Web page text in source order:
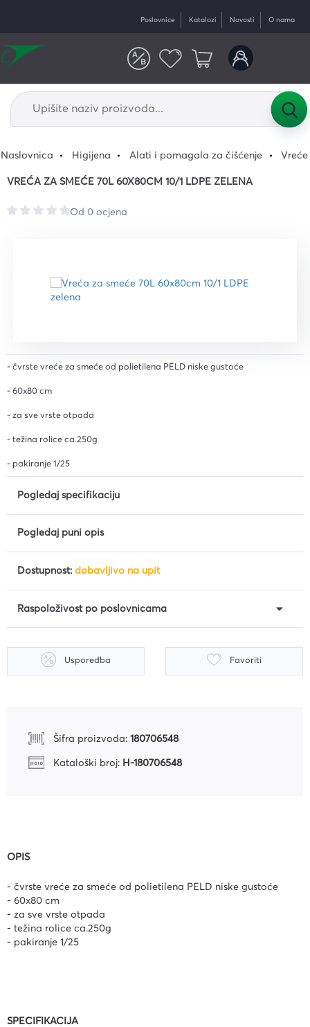
Poslovnice Katalozi Novosti O nama
Naslovnica Higijena Alati i pomagala za čišćenje
VREĆA ZA SMEĆE 70L 60X80CM 10/1 LDPE ZELENA
Od 0 ocjena
- čvrste vreće za smeće od polietilena PELD niske gustoće
- 60x80 cm
- za sve vrste otpada
- težina rolice ca.250g
- pakiranje 1/25
Pogledaj specifikaciju
Pogledaj puni opis
Dostupnost: dobavljivo na upit
Raspoloživost po poslovnicama
Usporedba Favoriti
Šifra proizvoda: 180706548
Kataloški broj: H-180706548
OPIS
- čvrste vreće za smeće od polietilena PELD niske gustoće
- 60x80 cm
- za sve vrste otpada
- težina rolice ca.250g
- pakiranje 1/25
SPECIFIKACIJA